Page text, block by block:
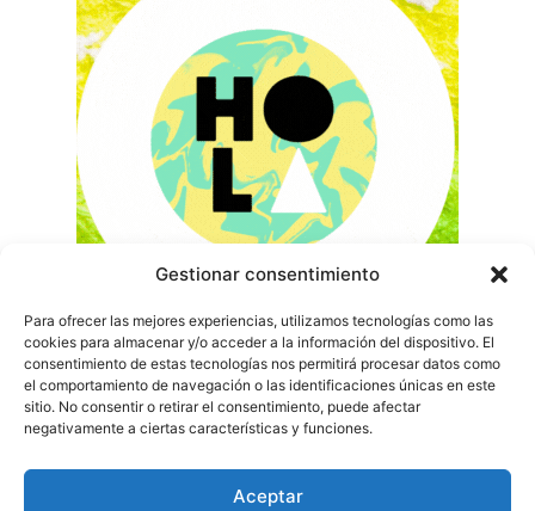
Gestionar consentimiento
Para ofrecer las mejores experiencias, utilizamos tecnologías como las
cookies para almacenar y/o acceder a la información del dispositivo. El
consentimiento de estas tecnologías nos permitirá procesar datos como
el comportamiento de navegación o las identificaciones únicas en este
sitio. No consentir o retirar el consentimiento, puede afectar
negativamente a ciertas características y funciones.
Aceptar